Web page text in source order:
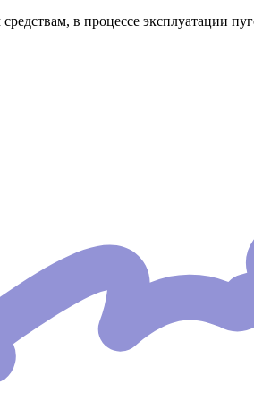
в процессе эксплуатации